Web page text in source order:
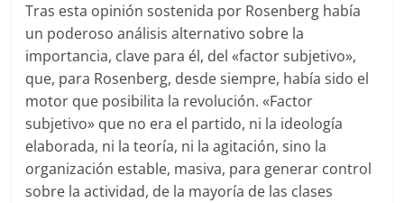
Tras esta opinión sostenida por Rosenberg había
un poderoso análisis alternativo sobre la
importancia, clave para él, del «factor subjetivo»,
que, para Rosenberg, desde siempre, había sido el
motor que posibilita la revolución. «Factor
subjetivo» que no era el partido, ni la ideología
elaborada, ni la teoría, ni la agitación, sino la
organización estable, masiva, para generar control
sobre la actividad, de la mayoría de las clases